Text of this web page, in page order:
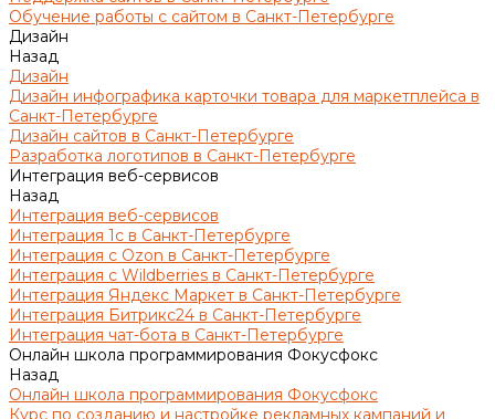
Обучение работы с сайтом в Санкт-Петербурге
Дизайн
Назад
Дизайн
Дизайн инфографика карточки товара для маркетплейса в
Санкт-Петербурге
Дизайн сайтов в Санкт-Петербурге
Разработка логотипов в Санкт-Петербурге
Интеграция веб-сервисов
Назад
Интеграция веб-сервисов
Интеграция 1с в Санкт-Петербурге
Интеграция с Ozon в Санкт-Петербурге
Интеграция с Wildberries в Санкт-Петербурге
Интеграция Яндекс Маркет в Санкт-Петербурге
Интеграция Битрикс24 в Санкт-Петербурге
Интеграция чат-бота в Санкт-Петербурге
Онлайн школа программирования Фокусфокс
Назад
Онлайн школа программирования Фокусфокс
Курс по созданию и настройке рекламных кампаний и